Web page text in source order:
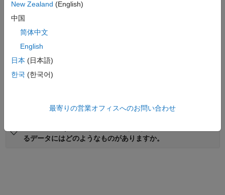
データプライバシー/セキュリティ
MATLAB Copilot では、どのようにデータのセキュリティを
確保していますか。
ユーザーのデータは AI モデルの学習に利用されますか。
るデータにはどのようなものがありますか。
New Zealand (English)
中国
简体中文
English
日本 (日本語)
한국 (한국어)
最寄りの営業オフィスへのお問い合わせ